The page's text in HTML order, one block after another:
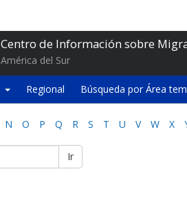
Centro de Información sobre
América del Sur
Regional Búsqueda por Área
N O P Q R S T U V W X
Ir